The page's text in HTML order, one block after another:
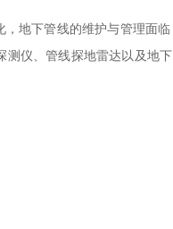
，地下管线的维护与管理面临
仪、管线探地雷达以及地下